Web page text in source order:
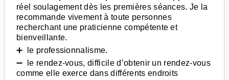
réel soulagement dès les premières séances. Je la
recommande vivement à toute personnes
recherchant une praticienne compétente et
bienveillante.
➕ le professionnalisme.
➖ le rendez-vous, difficile d’obtenir un rendez-vous
comme elle exerce dans différents endroits